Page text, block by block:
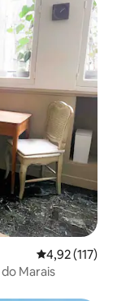
4,92 de uma
4,92 (117)
Marais